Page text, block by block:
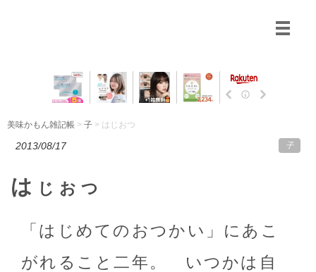
美味かもん雑記帳 > 子 > はじおつ
2013/08/17 子
は じおつ
「はじめてのおつかい」にあこ
がれること二年。 いつかは自